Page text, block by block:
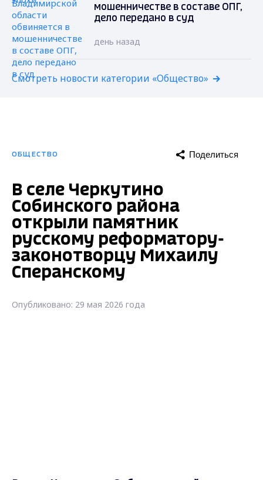
мошенничестве в составе ОПГ,
дело передано в суд
день назад
Смотреть новости категории «Общество»
ОБЩЕСТВО Поделиться
В селе Черкутино
Собинского района
открыли памятник
русскому реформатору-
законотворцу Михаилу
Сперанскому
Опубликовано: 29 мая 2026 года